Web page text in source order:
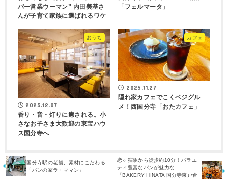
パー営業ウーマン” 内田美基さ
んが子育て家族に選ばれるワケ
「フェルマータ」
おうち
2025.12.07
香り・音・灯りに癒される。小
さなお子さま大歓迎の東宝ハウ
ス国分寺へ
カフェ
2025.11.27
隠れ家カフェでこくベジグル
メ！西国分寺「おたカフェ」
国分寺駅の老舗、素材にこだわる
「パンの家ラ・ママン」
恋ヶ窪駅から徒歩約10分！バラエ
ティ豊富なパンが魅力な
「BAKERY HINATA 国分寺東戸倉